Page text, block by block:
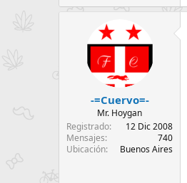
-=Cuervo=-
Mr. Hoygan
Registrado
12 Dic 2008
Mensajes
740
Ubicación
Buenos Aires